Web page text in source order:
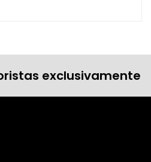
exclusivamente